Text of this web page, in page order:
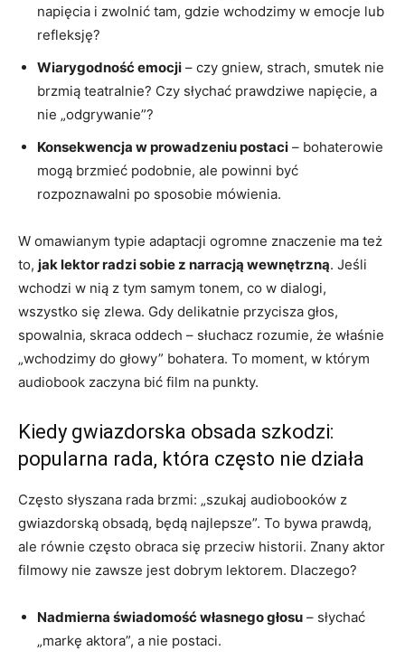
napięcia i zwolnić tam, gdzie wchodzimy w emocje lub
refleksję?
Wiarygodność emocji – czy gniew, strach, smutek nie
brzmią teatralnie? Czy słychać prawdziwe napięcie, a
nie „odgrywanie”?
Konsekwencja w prowadzeniu postaci – bohaterowie
mogą brzmieć podobnie, ale powinni być
rozpoznawalni po sposobie mówienia.
W omawianym typie adaptacji ogromne znaczenie ma też
to, jak lektor radzi sobie z narracją wewnętrzną. Jeśli
wchodzi w nią z tym samym tonem, co w dialogi,
wszystko się zlewa. Gdy delikatnie przycisza głos,
spowalnia, skraca oddech – słuchacz rozumie, że właśnie
„wchodzimy do głowy” bohatera. To moment, w którym
audiobook zaczyna bić film na punkty.
Kiedy gwiazdorska obsada szkodzi:
popularna rada, która często nie działa
Często słyszana rada brzmi: „szukaj audiobooków z
gwiazdorską obsadą, będą najlepsze”. To bywa prawdą,
ale równie często obraca się przeciw historii. Znany aktor
filmowy nie zawsze jest dobrym lektorem. Dlaczego?
Nadmierna świadomość własnego głosu – słychać
„markę aktora”, a nie postaci.